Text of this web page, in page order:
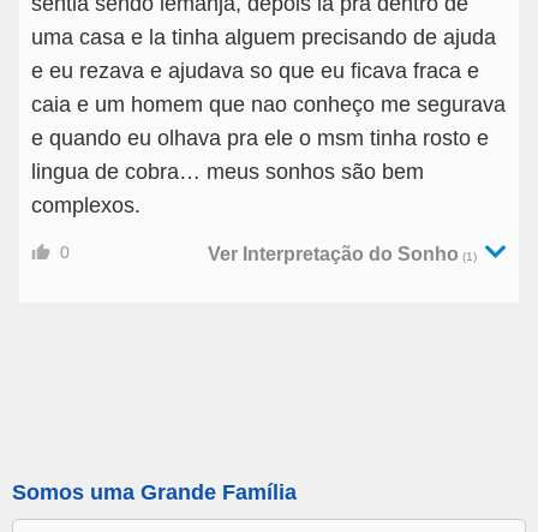
uma casa e la tinha alguem precisando de ajuda
e eu rezava e ajudava so que eu ficava fraca e
caia e um homem que nao conheço me segurava
e quando eu olhava pra ele o msm tinha rosto e
lingua de cobra… meus sonhos são bem
complexos.
0 Ver Interpretação do Sonho (1)
Somos uma Grande Família